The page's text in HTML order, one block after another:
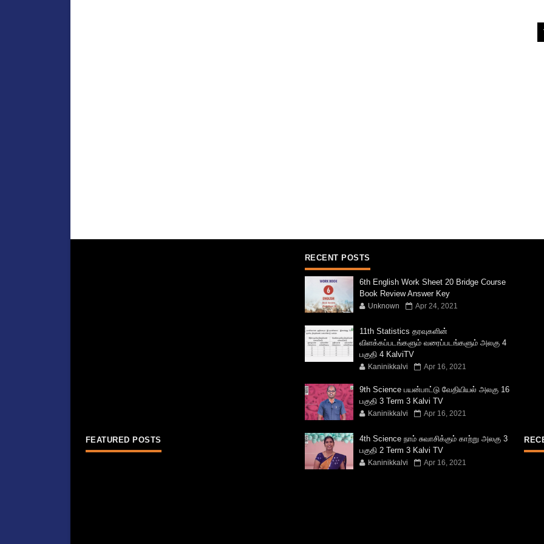
FEATURED POSTS
RECENT POSTS
6th English Work Sheet 20 Bridge Course
Book Review Answer Key
Unknown Apr 24, 2021
11th Statistics தரவுகளின்
விளக்கப்படங்களும் வரைப்படங்களும் அலகு 4
பகுதி 4 KalviTV
Kaninikkalvi Apr 16, 2021
9th Science பயன்பாட்டு வேதியியல் அலகு 16
பகுதி 3 Term 3 Kalvi TV
Kaninikkalvi Apr 16, 2021
4th Science நாம் சுவாசிக்கும் காற்று அலகு 3
பகுதி 2 Term 3 Kalvi TV
Kaninikkalvi Apr 16, 2021